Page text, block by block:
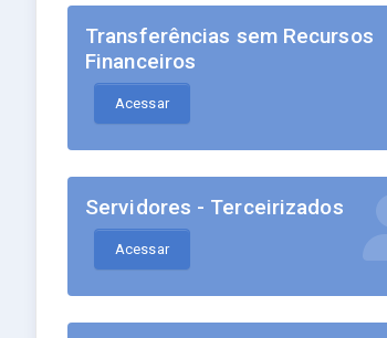
Transferências sem Recursos
Financeiros
Acessar
Servidores - Terceirizados
Acessar